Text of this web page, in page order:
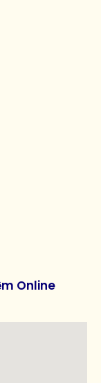
Online